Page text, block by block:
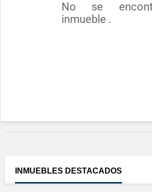
No se
inmueble .
INMUEBLES DESTACADOS